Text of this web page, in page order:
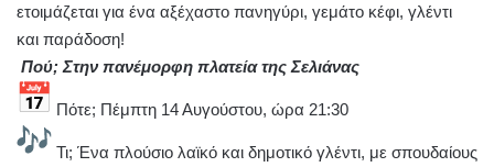
ετοιμάζεται για ένα αξέχαστο πανηγύρι, γεμάτο κέφι, γλέντι
και παράδοση!
Πού; Στην πανέμορφη πλατεία της Σελιάνας
Πότε; Πέμπτη 14 Αυγούστου, ώρα 21:30
Τι; Ένα πλούσιο λαϊκό και δημοτικό γλέντι, με σπουδαίους